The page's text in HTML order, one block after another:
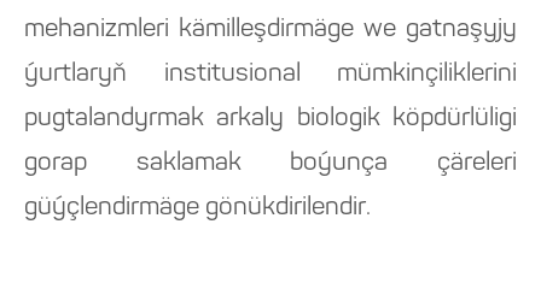
mehanizmleri kämilleşdirmäge we gatnaşyjy
ýurtlaryň institusional mümkinçiliklerini
pugtalandyrmak arkaly biologik köpdürlüligi
gorap saklamak boýunça çäreleri
güýçlendirmäge gönükdirilendir.